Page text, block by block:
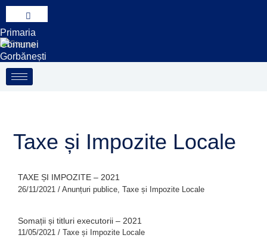
Treci
conținut
Primaria
Comunei
Gorbănești
Taxe și Impozite Locale
TAXE ȘI IMPOZITE – 2021
26/11/2021 / Anunțuri publice, Taxe și Impozite Locale
Somații și titluri executorii – 2021
11/05/2021 / Taxe și Impozite Locale
S
e
a
r
c